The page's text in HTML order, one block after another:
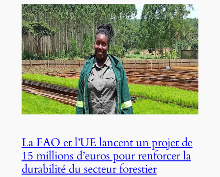
La FAO et l’UE lancent un projet de
15 millions d’euros pour renforcer la
durabilité du secteur forestier